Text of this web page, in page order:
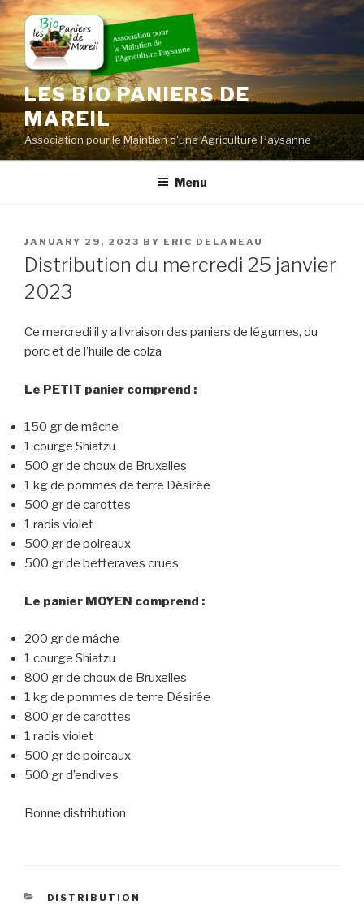
Skip
to
content
LES BIO PANIERS DE
MAREIL
Association pour le Maintien d'une Agriculture Paysanne
Menu
POSTED
ON
JANUARY 29, 2023 BY ERIC DELANEAU
Distribution du mercredi 25 janvier
2023
Ce mercredi il y a livraison des paniers de légumes, du
porc et de l’huile de colza
Le PETIT panier comprend :
150 gr de mâche
1 courge Shiatzu
500 gr de choux de Bruxelles
1 kg de pommes de terre Désirée
500 gr de carottes
1 radis violet
500 gr de poireaux
500 gr de betteraves crues
Le panier MOYEN comprend :
200 gr de mâche
1 courge Shiatzu
800 gr de choux de Bruxelles
1 kg de pommes de terre Désirée
800 gr de carottes
1 radis violet
500 gr de poireaux
500 gr d’endives
Bonne distribution
CATEGORIES
DISTRIBUTION